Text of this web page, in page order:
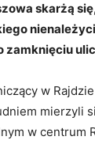
skarżą
zamknięciu
w
mierzyli
w centrum